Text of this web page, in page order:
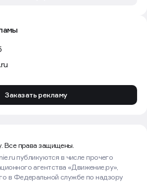
Заказать рекламу
Все права защищены.
публикуются в числе прочего
агентства «Движение.ру»,
в Федеральной службе по надзору